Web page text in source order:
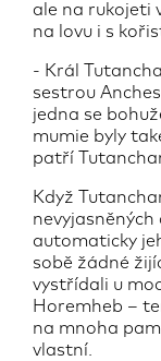
ale na rukojeti
na lovu i s
- Král
sestrou
jedna se
mumie byly
patří
Když
automaticky
sobě žádné
vystřídali u
Horemheb –
na mnoha
vlastní.